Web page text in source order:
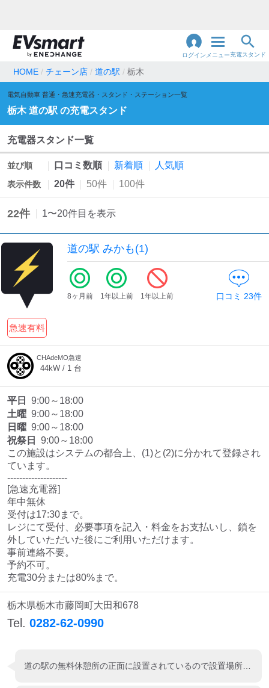
ログイン メニュー充電スタンド
地名・観光スポット・住所
充電器の種類
急速充電器のみ表示
認証システム
EV充電エネチェンジ e-Mobility Power
三菱ディーラーを表示
トヨタディーラーを表
示
充電器の出力
すべて 中速-20kW-以上
車種
検索する
HOME チェーン店 道の駅 栃木
電気自動車 普通・急速充電器・スタンド・ステーション一覧
栃木 道の駅 の充電スタンド
充電器スタンド一覧
並び順 口コミ数順 新着順 人気順
表示件数 20件 50件 100件
22件 1〜20件目を表示
道の駅 みかも(1)
急速有料
8ヶ月前 1年以上前 1年以上前 口コミ 23件
CHAdeMO急速
44kW / 1 台
平日
9:00～18:00
土曜 9:00～18:00
日曜 9:00～18:00
祝祭日
9:00～18:00
この施設はシステムの都合上、(1)と(2)に分かれて登録され
ています。
--------------------
[急速充電器]
年中無休
受付は17:30まで。
レジにて受付、必要事項を記入・料金をお支払いし、鎖を
外していただいた後にご利用いただけます。
事前連絡不要。
予約不可。
充電30分または80%まで。
栃木県栃木市藤岡町大田和678
Tel. 0282-62-0990
道の駅の無料休憩所の正面に設置されているので設置場所はいいのですが、ニッサンの44kWの古い充電器なのが残念ですね。そろそろ更新したほうがいいのではないかと思います。場所もここじゃなくていいので複数口設置が望ましい。